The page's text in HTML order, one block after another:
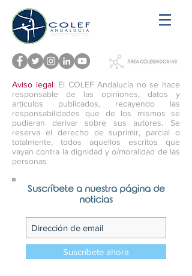
Aviso legal: El COLEF Andalucía no se hace
responsable de las opiniones, datos y
artículos publicados, recayendo las
responsabilidades que de los mismos se
pudieran derivar sobre sus autores. Se
reserva el derecho de suprimir, parcial o
totalmente, todos aquellos escritos que
vayan contra la dignidad y o/moralidad de las
personas
Suscríbete a nuestra página de
noticias
Suscríbete ahora